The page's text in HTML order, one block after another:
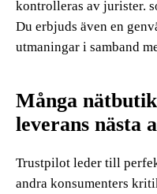
kontrolleras av jurister.
Du erbjuds även en
utmaningar i samband
Många
leverans nästa
Trustpilot leder till
andra konsumenters